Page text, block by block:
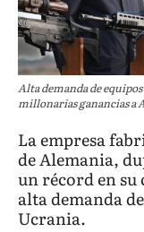
Alta demanda de
millonarias ganancias a
La empresa
de Alemania,
un récord en su
alta demanda
Ucrania.